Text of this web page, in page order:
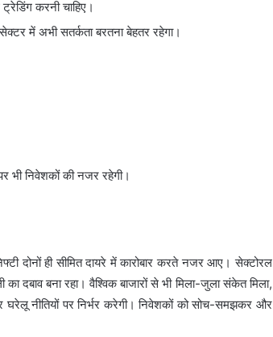
करनी चाहिए।
में अभी सतर्कता बरतना बेहतर रहेगा।
भी निवेशकों की नजर रहेगी।
दोनों ही सीमित दायरे में कारोबार करते नजर आए। सेक्टोरल
दबाव बना रहा। वैश्विक बाजारों से भी मिला-जुला संकेत मिला,
घरेलू नीतियों पर निर्भर करेगी। निवेशकों को सोच-समझकर और